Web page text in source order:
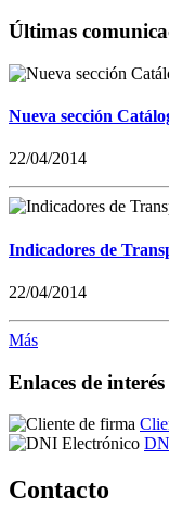
Últimas
Nueva sección
22/04/2014
Indicadores de
22/04/2014
Más
Enlaces de interés
Contacto